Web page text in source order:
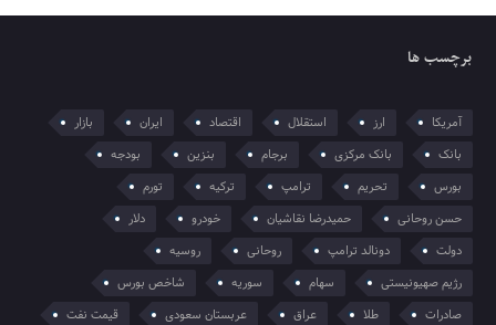
برچسب ها
آمریکا ارز استقلال اقتصاد ایران
بازار
بانک
بانک مرکزی برجام بنزین
بودجه
بورس
تحریم ترامپ ترکیه
تورم
حسن روحانی
حمیدرضا نقاشیان خودرو
دلار
دولت
دونالد ترامپ روحانی
روسیه
رژیم صهیونیستی
سهام سوریه
شاخص بورس
صادرات
طلا عراق عربستان سعودی قیمت نفت